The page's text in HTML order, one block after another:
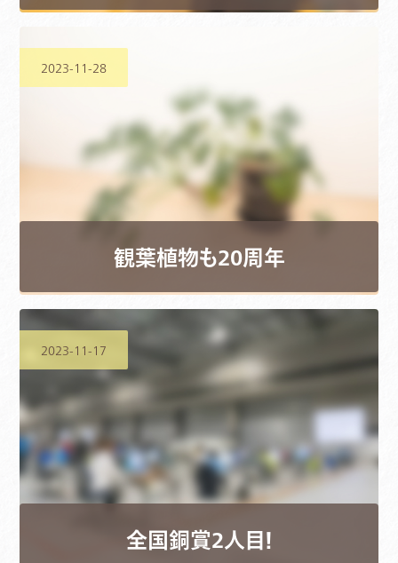
観葉植物も20周年
2023-11-28
全国銅賞2人目！
2023-11-17